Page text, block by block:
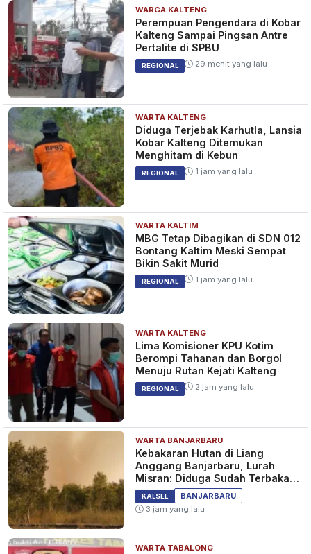
WARGA KALTENG
Perempuan Pengendara di Kobar
Kalteng Sampai Pingsan Antre
Pertalite di SPBU
REGIONAL 29 menit yang lalu
WARTA KALTENG
Diduga Terjebak Karhutla, Lansia
Kobar Kalteng Ditemukan
Menghitam di Kebun
REGIONAL 1 jam yang lalu
WARTA KALTIM
MBG Tetap Dibagikan di SDN 012
Bontang Kaltim Meski Sempat
Bikin Sakit Murid
REGIONAL 1 jam yang lalu
WARTA KALTENG
Lima Komisioner KPU Kotim
Berompi Tahanan dan Borgol
Menuju Rutan Kejati Kalteng
REGIONAL 2 jam yang lalu
WARTA BANJARBARU
Kebakaran Hutan di Liang
Anggang Banjarbaru, Lurah
Misran: Diduga Sudah Terbakar
Sejak Tadi Malam
KALSEL
BANJARBARU
3 jam yang lalu
WARTA TABALONG